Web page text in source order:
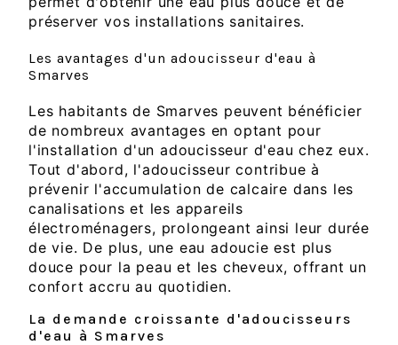
préserver vos installations sanitaires.
Les avantages d'un adoucisseur d'eau à
Smarves
Les habitants de Smarves peuvent bénéficier
de nombreux avantages en optant pour
l'installation d'un adoucisseur d'eau chez eux.
Tout d'abord, l'adoucisseur contribue à
prévenir l'accumulation de calcaire dans les
canalisations et les appareils
électroménagers, prolongeant ainsi leur durée
de vie. De plus, une eau adoucie est plus
douce pour la peau et les cheveux, offrant un
confort accru au quotidien.
La demande croissante d'adoucisseurs
d'eau à Smarves